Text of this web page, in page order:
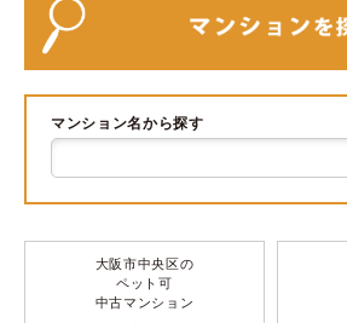
マンション名から探す
大阪市中央区の
ペット可
中古マンション